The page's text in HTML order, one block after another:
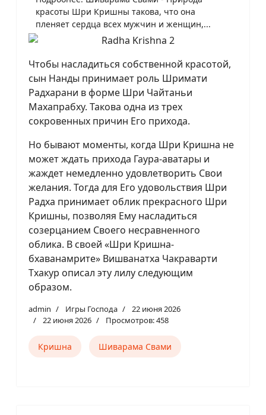
красоты Шри Кришны такова, что она
пленяет сердца всех мужчин и женщин,...
Чтобы насладиться собственной красотой,
сын Нанды принимает роль Шримати
Радхарани в форме Шри Чайтаньи
Махапрабху. Такова одна из трех
сокровенных причин Его прихода.
Но бывают моменты, когда Шри Кришна не
может ждать прихода Гаура-аватары и
жаждет немедленно удовлетворить Свои
желания. Тогда для Его удовольствия Шри
Радха принимает облик прекрасного Шри
Кришны, позволяя Ему насладиться
созерцанием Своего несравненного
облика. В своей «Шри Кришна-
бхаванамрите» Вишванатха Чакраварти
Тхакур описал эту лилу следующим
образом.
admin Игры Господа
22 июня 2026
22 июня 2026
Просмотров: 458
Кришна Шиварама Свами